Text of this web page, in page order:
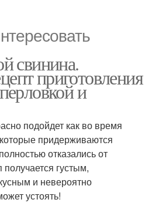
свинина.
приготовления
и
подойдет как во время
придерживаются
отказались от
густым,
и невероятно
устоять!